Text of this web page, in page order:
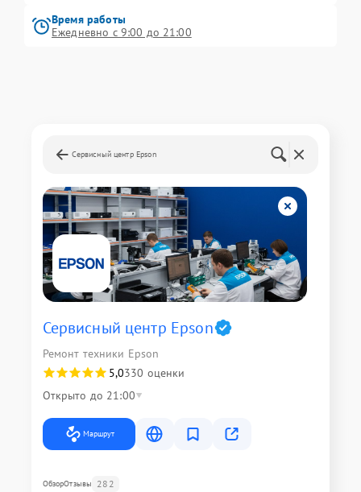
Время работы
Ежедневно с 9:00 до 21:00
Сервисный центр Epson
Сервисный центр Epson
Ремонт техники Epson
5,0330 оценки
Открыто до 21:00
Маршрут
ОбзорОтзывы 282